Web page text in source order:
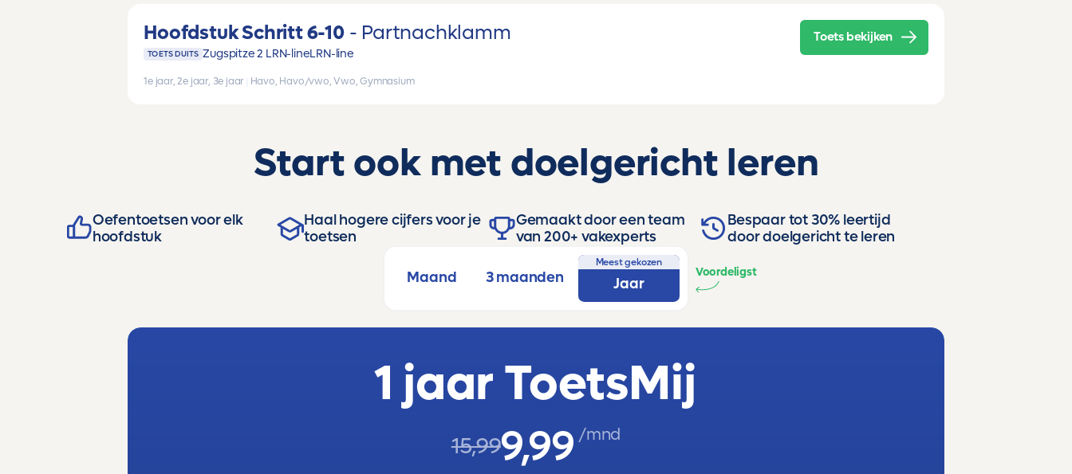
Hoofdstuk Schritt 6-10 Partnachklamm
TOETS DUITS Zugspitze 2 LRN-lineLRN-line
1e jaar, 2e jaar, 3e jaar Havo, Havo/vwo, Vwo, Gymnasium
Toets bekijken
Start ook met doelgericht leren
Oefentoetsen voor elk
hoofdstuk
Haal hogere cijfers voor je
toetsen
Gemaakt door een team
van 200+ vakexperts
Bespaar tot 30% leertijd
door doelgericht te leren
Maand 3 maanden
Meest gekozen
Jaar
Voordeligst
1 jaar ToetsMij
15,999,99 /mnd